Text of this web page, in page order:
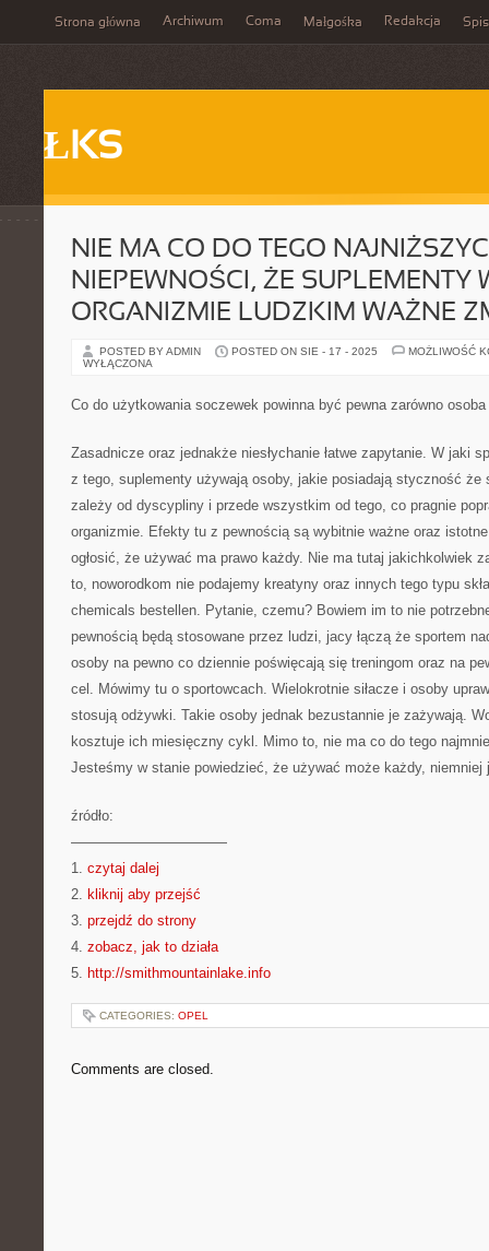
Strona główna Archiwum Coma Małgośka Redakcja
ŁKS
NIE MA CO DO TEGO
NIEPEWNOŚCI, ŻE SUPLEMENTY
ORGANIZMIE LUDZKIM WAŻNE
POSTED BY ADMIN POSTED ON SIE - 17 - 2025
MOŻLIWOŚĆ
WYŁĄCZONA
Co do użytkowania soczewek powinna być pewna zarówno osoba
Zasadnicze oraz jednakże niesłychanie łatwe zapytanie. W jaki
z tego, suplementy używają osoby, jakie posiadają styczność że
zależy od dyscypliny i przede wszystkim od tego, co pragnie
organizmie. Efekty tu z pewnością są wybitnie ważne oraz
ogłosić, że używać ma prawo każdy. Nie ma tutaj jakichkolwiek
to, noworodkom nie podajemy kreatyny oraz innych tego typu
chemicals bestellen. Pytanie, czemu? Bowiem im to nie
pewnością będą stosowane przez ludzi, jacy łączą że sportem
osoby na pewno co dziennie poświęcają się treningom oraz na
cel. Mówimy tu o sportowcach. Wielokrotnie siłacze i osoby
stosują odżywki. Takie osoby jednak bezustannie je zażywają.
kosztuje ich miesięczny cykl. Mimo to, nie ma co do tego
Jesteśmy w stanie powiedzieć, że używać może każdy,
źródło:
———————————
1. czytaj dalej
2. kliknij aby przejść
3. przejdź do strony
4. zobacz, jak to działa
5. http://smithmountainlake.info
CATEGORIES: OPEL
Comments are closed.